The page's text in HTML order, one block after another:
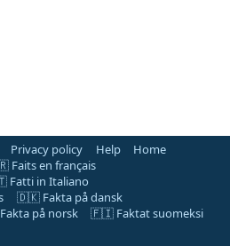
Privacy policy Help
Home
Faits en français
in Italiano
🇩🇰 Fakta på dansk
på norsk
🇫🇮 Faktat suomeksi